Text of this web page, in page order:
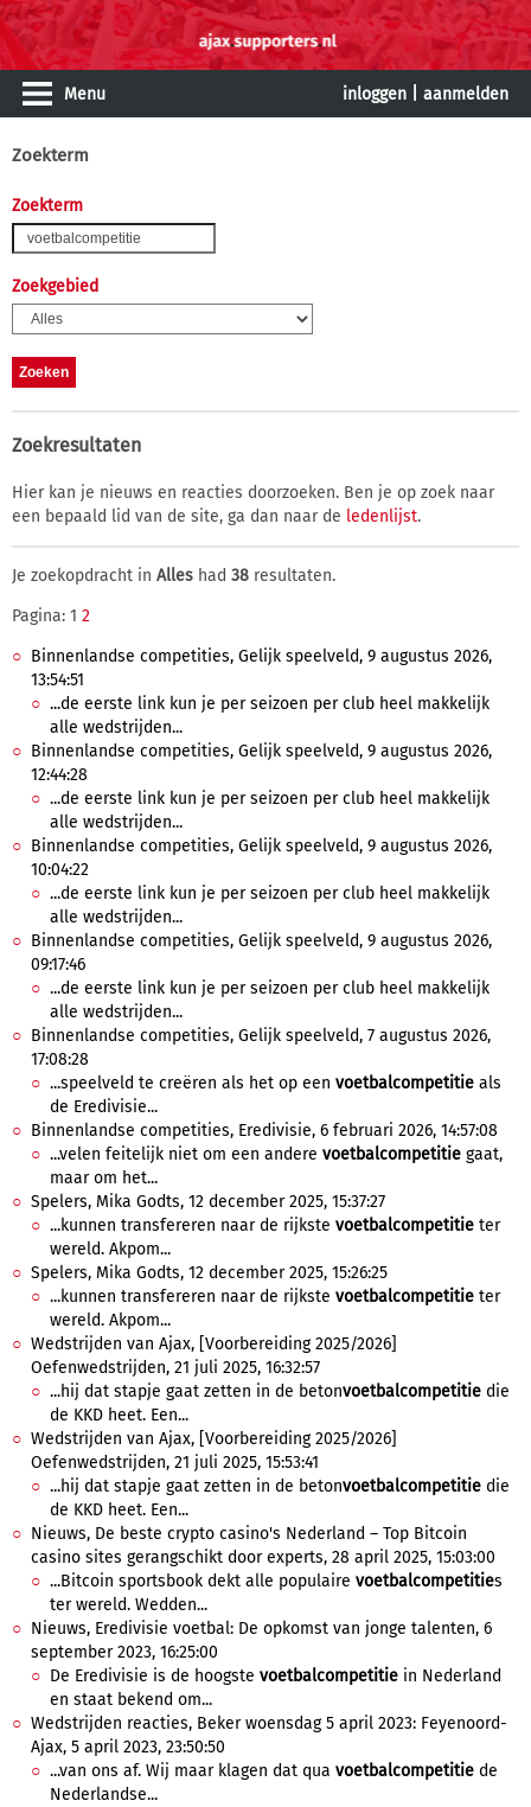
Menu inloggen aanmelden
Zoekterm
Zoekterm
Zoekgebied
Zoekresultaten
Hier kan je nieuws en reacties doorzoeken. Ben je op zoek naar
een bepaald lid van de site, ga dan naar de ledenlijst.
Je zoekopdracht in Alles had 38 resultaten.
Pagina: 1 2
Binnenlandse competities, Gelijk speelveld, 9 augustus 2026,
13:54:51
...de eerste link kun je per seizoen per club heel makkelijk
alle wedstrijden...
Binnenlandse competities, Gelijk speelveld, 9 augustus 2026,
12:44:28
...de eerste link kun je per seizoen per club heel makkelijk
alle wedstrijden...
Binnenlandse competities, Gelijk speelveld, 9 augustus 2026,
10:04:22
...de eerste link kun je per seizoen per club heel makkelijk
alle wedstrijden...
Binnenlandse competities, Gelijk speelveld, 9 augustus 2026,
09:17:46
...de eerste link kun je per seizoen per club heel makkelijk
alle wedstrijden...
Binnenlandse competities, Gelijk speelveld, 7 augustus 2026,
17:08:28
...speelveld te creëren als het op een voetbalcompetitie als
de Eredivisie...
Binnenlandse competities, Eredivisie, 6 februari 2026, 14:57:08
...velen feitelijk niet om een andere voetbalcompetitie gaat,
maar om het...
Spelers, Mika Godts, 12 december 2025, 15:37:27
...kunnen transfereren naar de rijkste voetbalcompetitie ter
wereld. Akpom...
Spelers, Mika Godts, 12 december 2025, 15:26:25
...kunnen transfereren naar de rijkste voetbalcompetitie ter
wereld. Akpom...
Wedstrijden van Ajax, [Voorbereiding 2025/2026]
Oefenwedstrijden, 21 juli 2025, 16:32:57
...hij dat stapje gaat zetten in de betonvoetbalcompetitie die
de KKD heet. Een...
Wedstrijden van Ajax, [Voorbereiding 2025/2026]
Oefenwedstrijden, 21 juli 2025, 15:53:41
...hij dat stapje gaat zetten in de betonvoetbalcompetitie die
de KKD heet. Een...
Nieuws, De beste crypto casino's Nederland – Top Bitcoin
casino sites gerangschikt door experts, 28 april 2025, 15:03:00
...Bitcoin sportsbook dekt alle populaire voetbalcompetities
ter wereld. Wedden...
Nieuws, Eredivisie voetbal: De opkomst van jonge talenten, 6
september 2023, 16:25:00
De Eredivisie is de hoogste voetbalcompetitie in Nederland
en staat bekend om...
Wedstrijden reacties, Beker woensdag 5 april 2023: Feyenoord-
Ajax, 5 april 2023, 23:50:50
...van ons af. Wij maar klagen dat qua voetbalcompetitie de
Nederlandse...